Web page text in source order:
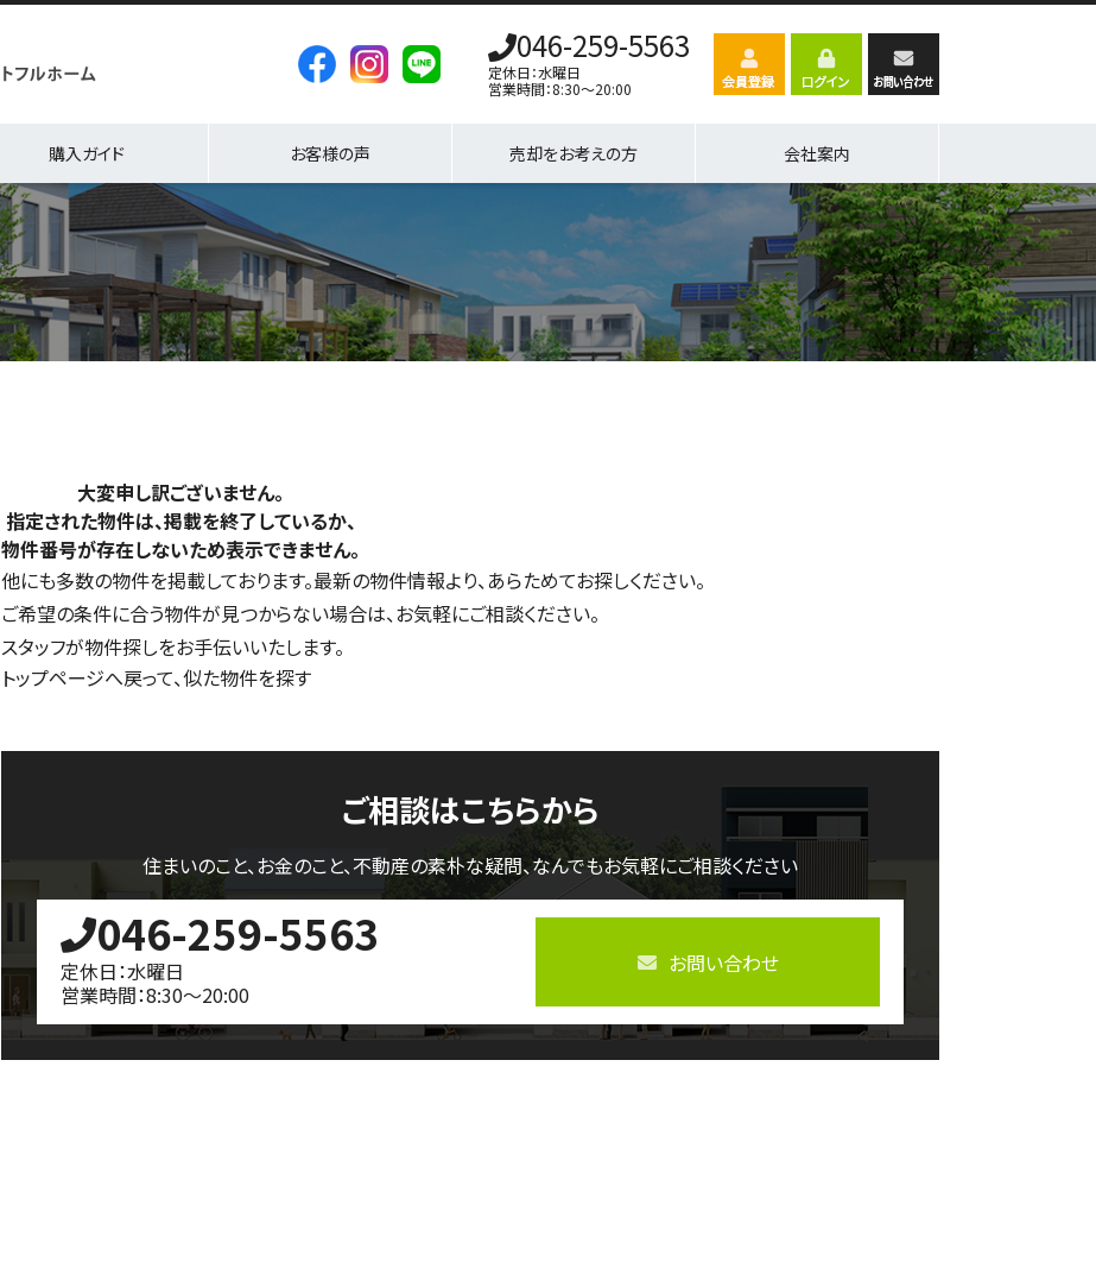
046-259-5563
定休日：水曜日
営業時間：8:30～20:00
購入ガイド お客様の声 売却をお考えの方 会社案内
大変申し訳ございません。
指定された物件は、掲載を終了しているか、
物件番号が存在しないため表示できません。
他にも多数の物件を掲載しております。最新の物件情報より、あらためてお探しください。
ご希望の条件に合う物件が見つからない場合は、お気軽にご相談ください。
スタッフが物件探しをお手伝いいたします。
トップページへ戻って、似た物件を探す
ご相談はこちらから
住まいのこと、お金のこと、不動産の素朴な疑問、なんでもお気軽にご相談ください
046-259-5563
定休日：水曜日
営業時間：8:30～20:00
お問い合わせ